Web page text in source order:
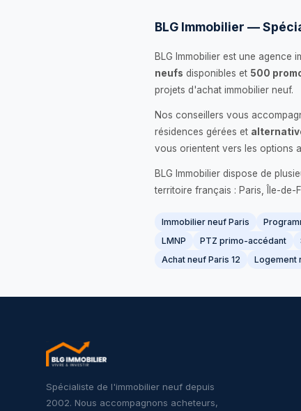
BLG Immobilier —
BLG Immobilier est une agence
neufs disponibles et 500
projets d'achat immobilier neuf.
Nos conseillers vous
résidences gérées et
vous orientent vers les options
BLG Immobilier dispose de
territoire français : Paris, Île-de-
Immobilier neuf Paris
LMNP
PTZ primo-accédant
Achat neuf Paris 12
Logement
Spécialiste de l'immobilier neuf depuis
2002. Nous accompagnons acheteurs,